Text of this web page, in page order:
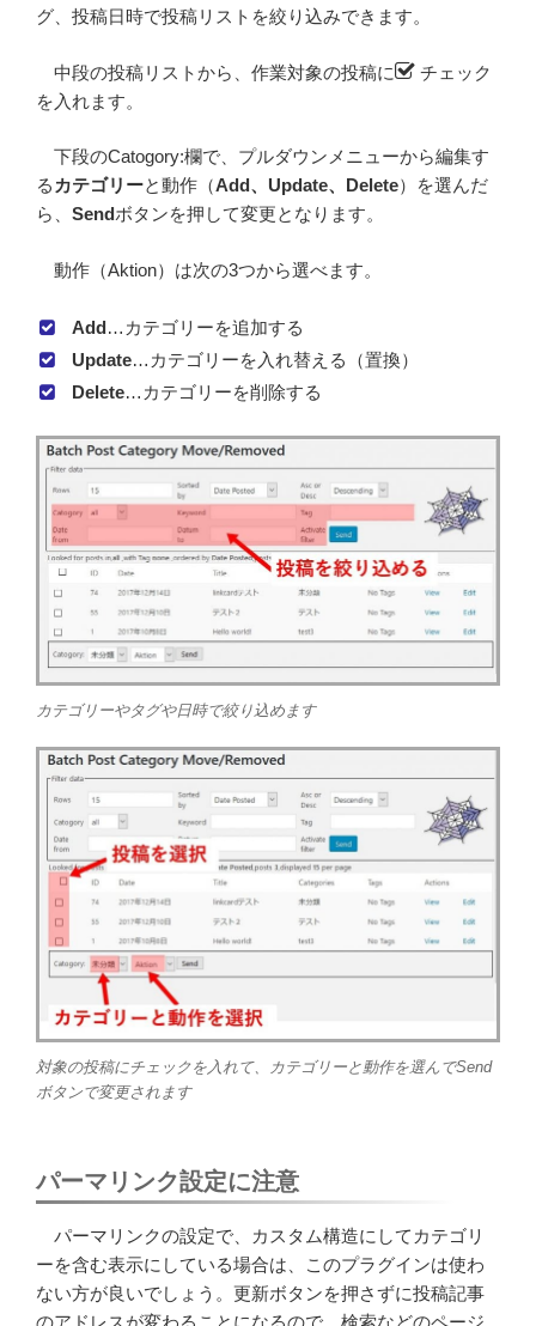
グ、投稿日時で投稿リストを絞り込みできます。
中段の投稿リストから、作業対象の投稿に
チェック
を入れます。
下段のCatogory:欄で、プルダウンメニューから編集す
る カテゴリーと動作（Add、Update、Delete）を選んだ
ら、 Sendボタンを押して変更となります。
動作（Aktion）は次の3つから選べます。
Add…カテゴリーを追加する
Update…カテゴリーを入れ替える（置換）
Delete…カテゴリーを削除する
カテゴリーやタグや日時で絞り込めます
対象の投稿にチェックを入れて、カテゴリーと動作を選んでSend
ボタンで変更されます
パーマリンク設定に注意
パーマリンクの設定で、カスタム構造にしてカテゴリ
ーを含む表示にしている場合は、このプラグインは使わ
ない方が良いでしょう。更新ボタンを押さずに投稿記事
のアドレスが変わることになるので、検索などのページ